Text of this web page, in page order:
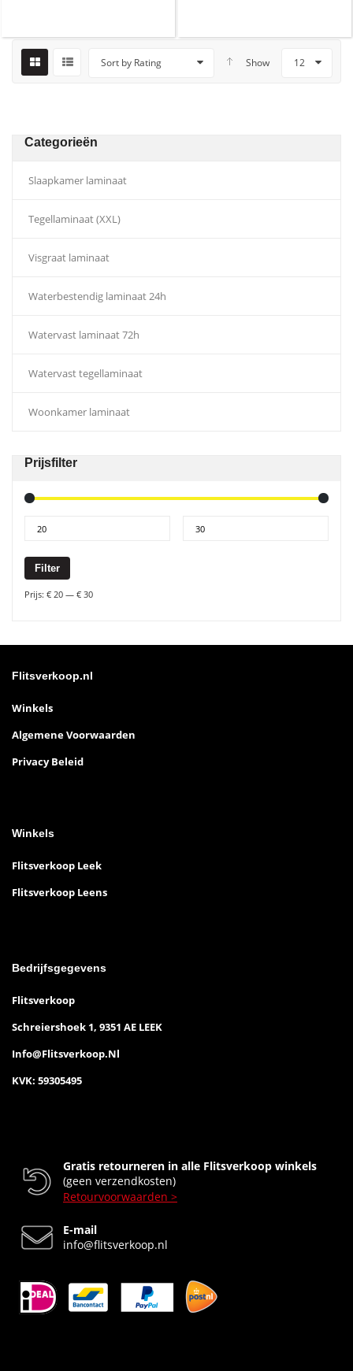
Sort by Rating Show 12
Categorieën
Slaapkamer laminaat
Tegellaminaat (XXL)
Visgraat laminaat
Waterbestendig laminaat 24h
Watervast laminaat 72h
Watervast tegellaminaat
Woonkamer laminaat
Prijsfilter
Filter
Prijs: € 20 — € 30
Flitsverkoop.nl
Winkels
Algemene Voorwaarden
Privacy Beleid
Winkels
Flitsverkoop Leek
Flitsverkoop Leens
Bedrijfsgegevens
Flitsverkoop
Schreiershoek 1, 9351 AE LEEK
Info@flitsverkoop.nl
KVK: 59305495
Gratis retourneren in alle Flitsverkoop winkels
(geen verzendkosten)
Retourvoorwaarden >
E-mail
info@flitsverkoop.nl